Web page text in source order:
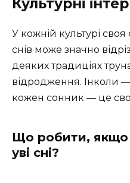
Культурні
У кожній культурі своя
снів може значно
деяких традиціях
відродження. Інколи
кожен сонник — це
Що робити, якщо
уві сні?